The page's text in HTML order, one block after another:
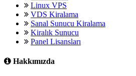
Linux VPS
VDS Kiralama
Sanal Sunucu Kiralama
Kiralık Sunucu
Panel Lisansları
Hakkımızda